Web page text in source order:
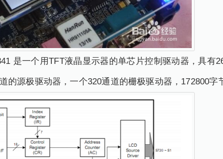
是一个用TFT液晶显示器的单芯片控制驱动器，具有
的源极驱动器，一个320通道的栅极驱动器，172800